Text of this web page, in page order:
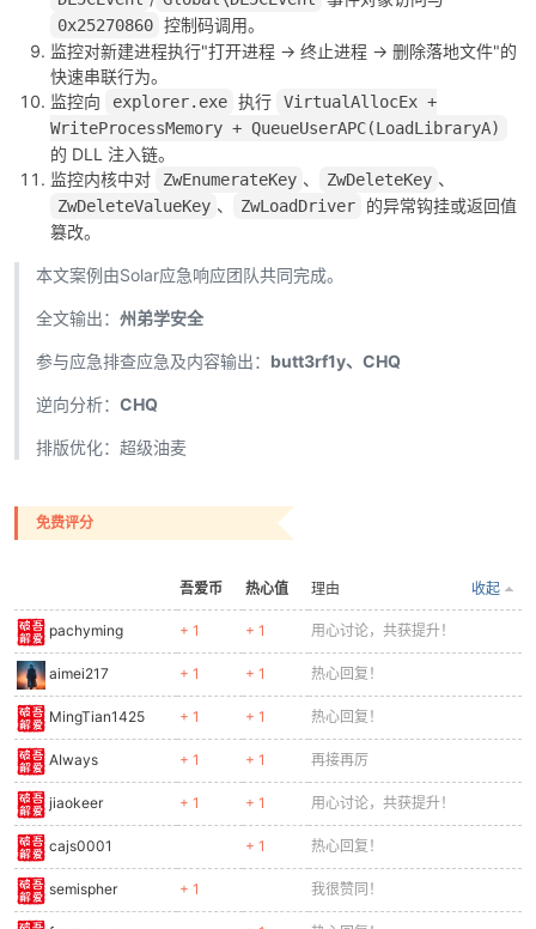
0x25270860 控制码调用。
监控对新建进程执行"打开进程 -> 终止进程 -> 删除落地文件"的
快速串联行为。
监控向
explorer.exe 执行
VirtualAllocEx +
WriteProcessMemory + QueueUserAPC(LoadLibraryA)
的 DLL 注入链。
监控内核中对
ZwEnumerateKey 、 ZwDeleteKey 、
ZwDeleteValueKey 、 ZwLoadDriver
的异常钩挂或返回值
篡改。
本文案例由Solar应急响应团队共同完成。
全文输出： 州弟学安全
参与应急排查应急及内容输出： butt3rf1y、CHQ
逆向分析： CHQ
排版优化：超级油麦
免费评分
吾爱币 热心值 收起
理由
pachyming + 1 + 1 用心讨论，共获提升！
aimei217 + 1 + 1 热心回复！
MingTian1425 + 1 + 1 热心回复！
AIways + 1 + 1 再接再厉
jiaokeer + 1 + 1 用心讨论，共获提升！
cajs0001 + 1 热心回复！
semispher + 1 我很赞同！